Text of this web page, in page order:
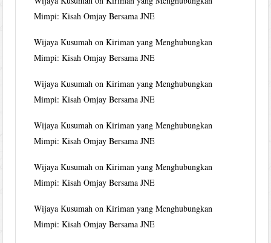
Mimpi: Kisah Omjay Bersama JNE
Wijaya Kusumah onKiriman yang Menghubungkan
Mimpi: Kisah Omjay Bersama JNE
Wijaya Kusumah onKiriman yang Menghubungkan
Mimpi: Kisah Omjay Bersama JNE
Wijaya Kusumah onKiriman yang Menghubungkan
Mimpi: Kisah Omjay Bersama JNE
Wijaya Kusumah onKiriman yang Menghubungkan
Mimpi: Kisah Omjay Bersama JNE
Wijaya Kusumah onKiriman yang Menghubungkan
Mimpi: Kisah Omjay Bersama JNE